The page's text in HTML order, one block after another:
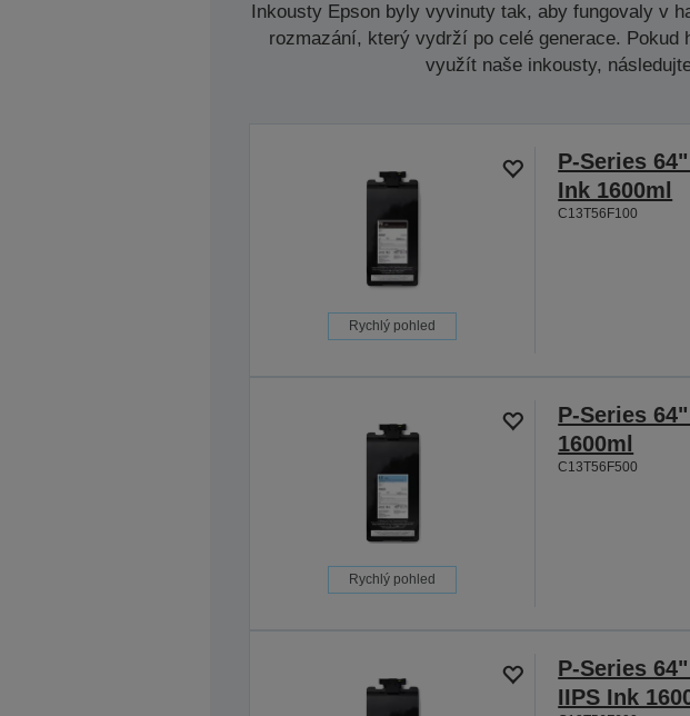
Inkousty Epson byly vyvinuty tak, aby fungovaly v
rozmazání, který vydrží po celé generace.
využít naše inkousty,
Rychlý pohled
P-Series
Ink 1600ml
C13T56F100
Rychlý pohled
P-Series
1600ml
C13T56F500
P-Series
IIPS Ink